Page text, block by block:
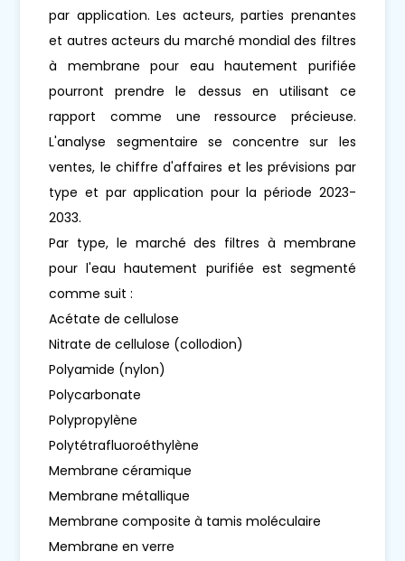
par application. Les acteurs, parties prenantes
et autres acteurs du marché mondial des filtres
à membrane pour eau hautement purifiée
pourront prendre le dessus en utilisant ce
rapport comme une ressource précieuse.
L'analyse segmentaire se concentre sur les
ventes, le chiffre d'affaires et les prévisions par
type et par application pour la période 2023-
2033.
Par type, le marché des filtres à membrane
pour l'eau hautement purifiée est segmenté
comme suit :
Acétate de cellulose
Nitrate de cellulose (collodion)
Polyamide (nylon)
Polycarbonate
Polypropylène
Polytétrafluoroéthylène
Membrane céramique
Membrane métallique
Membrane composite à tamis moléculaire
Membrane en verre